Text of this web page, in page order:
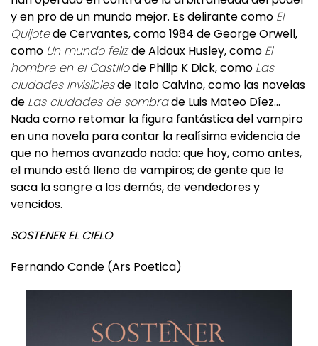
han operado en contra de la arbitrariedad del poder
y en pro de un mundo mejor. Es delirante comoEl
Quijotede Cervantes, como 1984 de George Orwell,
comoUn mundo felizde Aldoux Husley, comoEl
hombre en el Castillode Philip K Dick, comoLas
ciudades invisiblesde Italo Calvino, como las novelas
deLas ciudades de sombrade Luis Mateo Díez…
Nada como retomar la figura fantástica del vampiro
en una novela para contar la realísima evidencia de
que no hemos avanzado nada: que hoy, como antes,
el mundo está lleno de vampiros; de gente que le
saca la sangre a los demás, de vendedores y
Fernando Conde (Ars Poetica)